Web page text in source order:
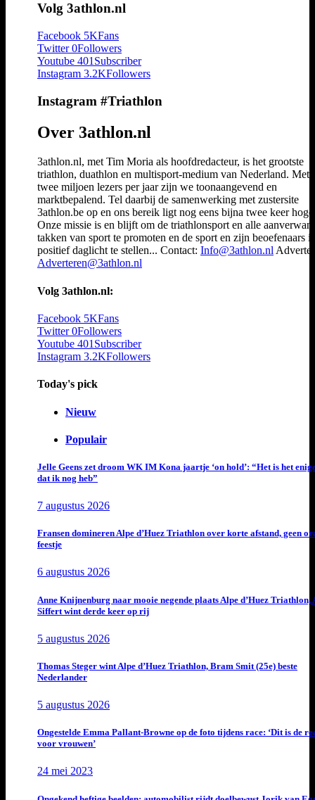
Volg 3athlon.nl
Facebook 5KFans
Twitter 0Followers
Youtube 401 Subscriber
Instagram 3.2KFollowers
Instagram #Triathlon
Over 3athlon.nl
3athlon.nl, met Tim Moria als hoofdredacteur, is het grootste
triathlon, duathlon en multisport-medium van Nederland. Met
twee miljoen lezers per jaar zijn we toonaangevend en
marktbepalend. Tel daarbij de samenwerking met zustersite
3athlon.be op en ons bereik ligt nog eens bijna twee keer
Onze missie is en blijft om de triathlonsport en alle
takken van sport te promoten en de sport en zijn beoefenaars
positief daglicht te stellen... Contact: Info@3athlon.nl
Adverteren@3athlon.nl
Volg 3athlon.nl:
Facebook 5KFans
Twitter 0Followers
Youtube 401 Subscriber
Instagram 3.2KFollowers
Today's pick
Nieuw
Populair
Jelle Geens zet droom WK IM Kona jaartje ‘on hold’: “Het is het
dat ik nog heb”
7 augustus 2026
Fransen domineren Alpe d’Huez Triathlon over korte afstand, geen
feestje
6 augustus 2026
Anne Knijnenburg naar mooie negende plaats Alpe d’Huez Triathlon,
Siffert wint derde keer op rij
5 augustus 2026
Thomas Steger wint Alpe d’Huez Triathlon, Bram Smit (25e) beste
Nederlander
5 augustus 2026
Ongestelde Emma Pallant-Browne op de foto tijdens race: ‘Dit is de
voor vrouwen’
24 mei 2023